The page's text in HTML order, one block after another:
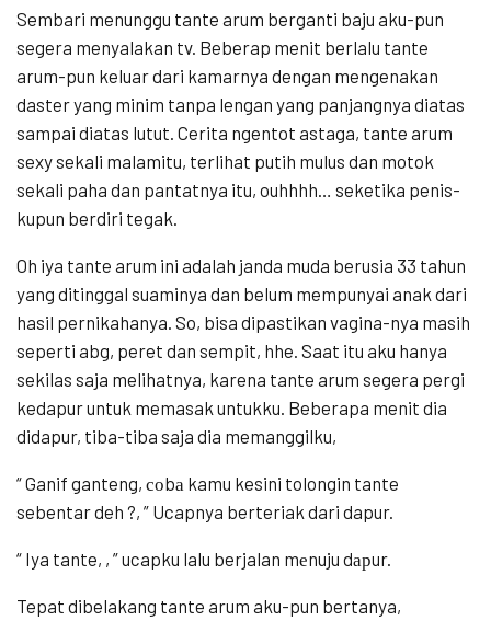
Sembari menunggu tante arum berganti baju aku-pun
segera menyalakan tv. Beberap menit berlalu tante
arum-pun keluar dari kamarnya dengan mengenakan
daster yang minim tanpa lengan yang panjangnya diatas
sampai diatas lutut. Cerita ngentot astaga, tante arum
sexy sekali malamitu, terlihat putih mulus dan motok
sekali paha dan pantatnya itu, ouhhhh… seketika penis-
kupun berdiri tegak.
Oh iya tante arum ini adalah janda muda berusia 33 tahun
yang ditinggal suaminya dan belum mempunyai anak dari
hasil pernikahanya. So, bisa dipastikan vagina-nya masih
seperti abg, peret dan sempit, hhe. Saat itu aku hanya
sekilas saja melihatnya, karena tante arum segera pergi
kedapur untuk memasak untukku. Beberapa menit dia
didapur, tiba-tiba saja dia memanggilku,
“ Ganif ganteng, соbа kamu kesini tolongin tante
sebentar deh ?, ” Ucapnya berteriak dari dapur.
“ Iya tante, , ” ucapku lalu berjalan mеnuju dарur.
Tepat dibelakang tante arum aku-pun bertanya,